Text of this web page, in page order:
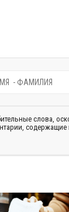
слова,
содержащие